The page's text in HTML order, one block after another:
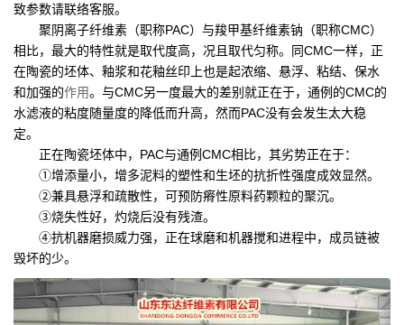
致参数请联络客服。
聚阴离子纤维素（职称PAC）与羧甲基纤维素钠（职称CMC）
相比，最大的特性就是取代度高，况且取代匀称。同CMC一样，正
在陶瓷的坯体、釉浆和花釉丝印上也是起浓缩、悬浮、粘结、保水
和加强的作用。与CMC另一度最大的差别就正在于，通例的CMC的
水滤液的粘度随量度的降低而升高，然而PAC没有会发生太大稳
定。
正在陶瓷坯体中，PAC与通例CMC相比，其劣势正在于：
①增添量小，增多泥料的塑性和生坯的抗折性强度成效显然。
②兼具悬浮和疏散性，可预防瘠性原料药颗粒的聚沉。
③烧失性好，灼烧后没有残渣。
④抗机器磨损威力强，正在球磨和机器搅和进程中，成员链被
毁坏的少。